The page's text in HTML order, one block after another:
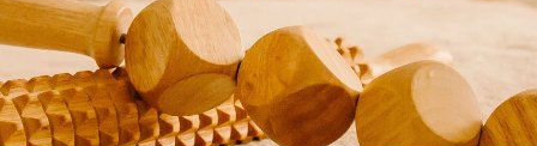
2021
TU CENTRO
DE BELLEZA
PARA
POTENCIAR
TU MEJOR
IMAGEN